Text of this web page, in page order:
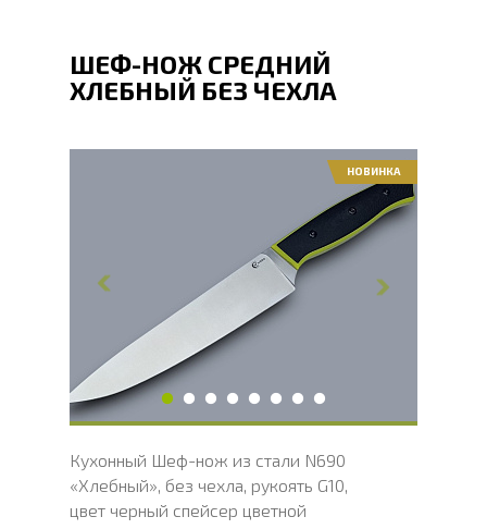
ШЕФ-НОЖ СРЕДНИЙ
ХЛЕБНЫЙ БЕЗ ЧЕХЛА
294
Толщина обуха, мм
2.1
Длина рукояти, мм
Твердость клинка, HRC
Вес, г
НОВИНКА
Кухонный Шеф-нож из стали N690
«Хлебный», без чехла, рукоять G10,
цвет черный спейсер цветной